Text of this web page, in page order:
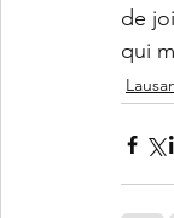
de
qui